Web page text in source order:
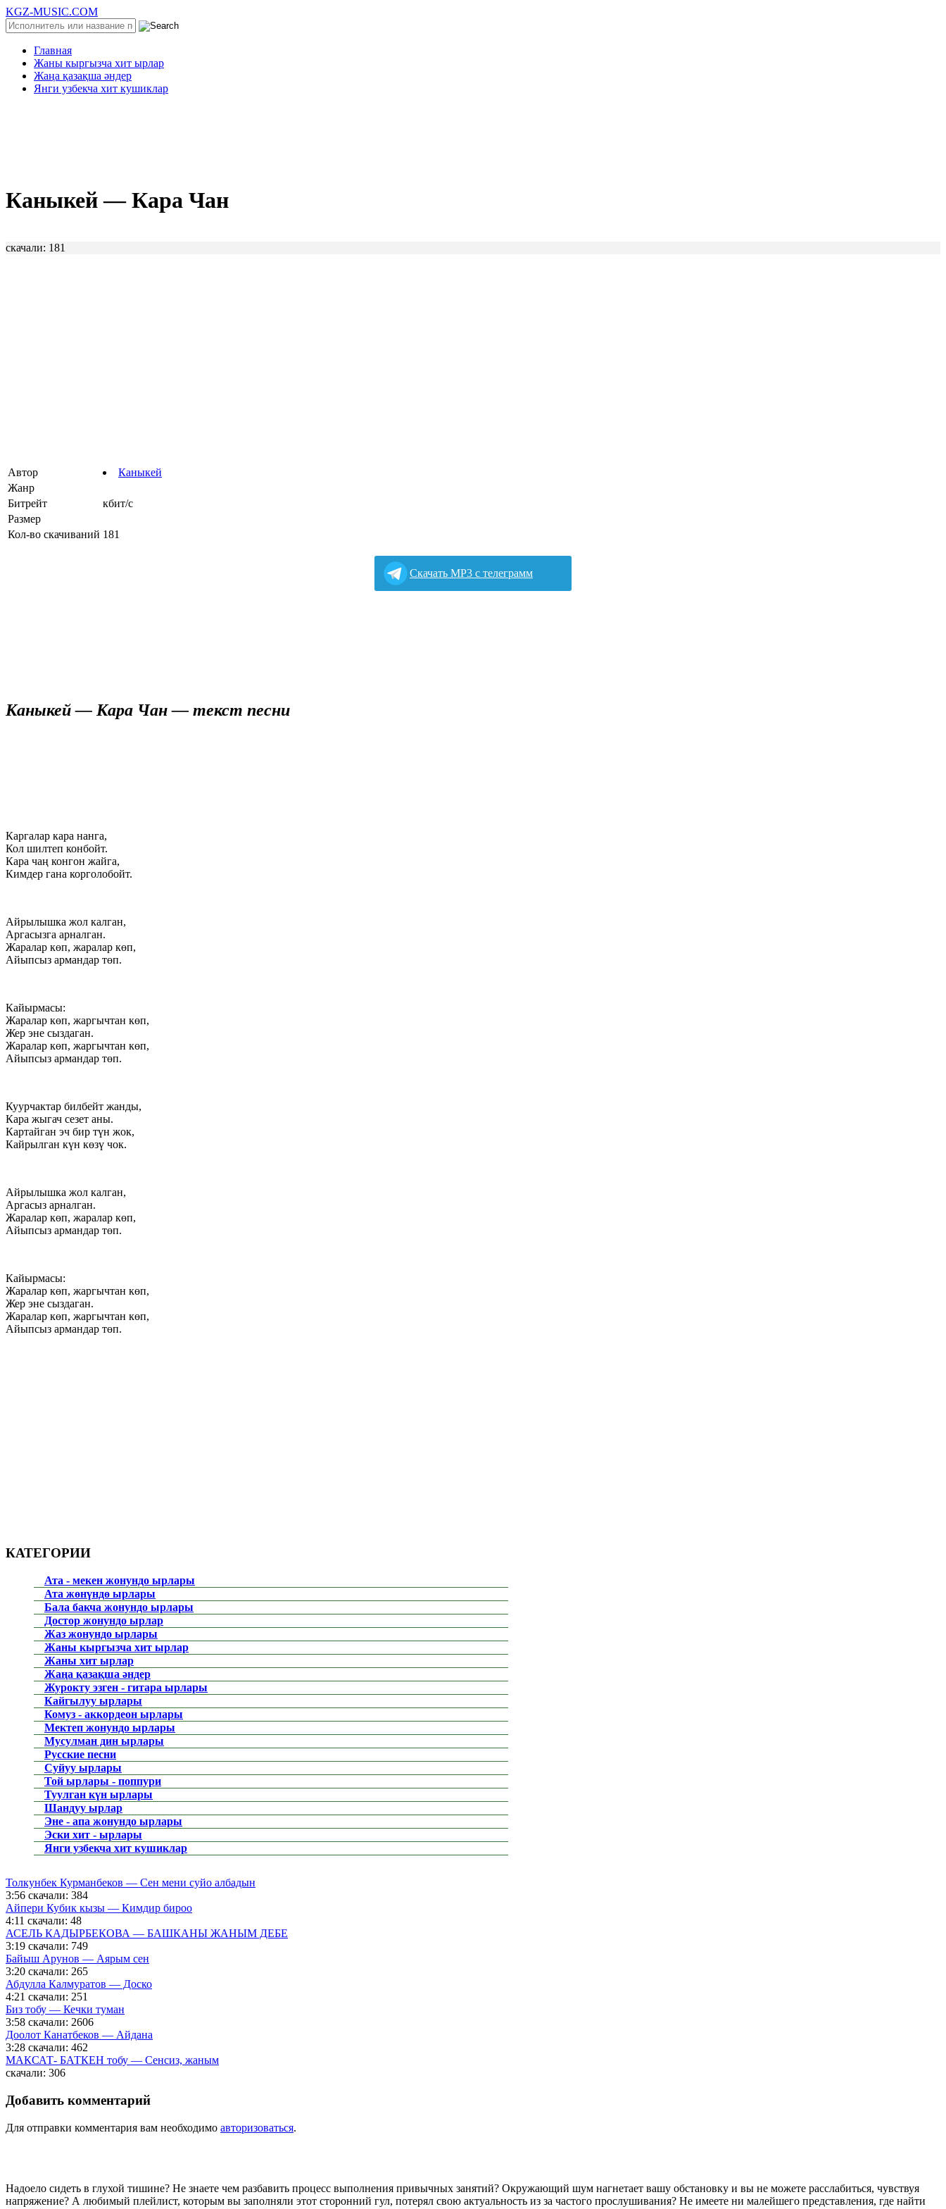
KGZ-MUSIC.COM
Главная
Жаны кыргызча хит ырлар
Жаңа қазақша әндер
Янги узбекча хит кушиклар
Каныкей — Кара Чан
скачали: 181
Автор
Каныкей
Жанр
Битрейт
кбит/с
Размер
Кол-во скачиваний 181
Cкачать MP3 с телеграмм
Каныкей — Кара Чан — текст песни
Каргалар кара нанга,
Кол шилтеп конбойт.
Кара чаң конгон жайга,
Кимдер гана корголобойт.
Айрылышка жол калган,
Аргасызга арналган.
Жаралар көп, жаралар көп,
Айыпсыз армандар төп.
Кайырмасы:
Жаралар көп, жаргычтан көп,
Жер эне сыздаган.
Жаралар көп, жаргычтан көп,
Айыпсыз армандар төп.
Куурчактар билбейт жанды,
Кара жыгач сезет аны.
Картайган эч бир түн жок,
Кайрылган күн көзү чок.
Айрылышка жол калган,
Аргасыз арналган.
Жаралар көп, жаралар көп,
Айыпсыз армандар төп.
Кайырмасы:
Жаралар көп, жаргычтан көп,
Жер эне сыздаган.
Жаралар көп, жаргычтан көп,
Айыпсыз армандар төп.
КАТЕГОРИИ
Ата - мекен жонундо ырлары
Ата жөнүндө ырлары
Бала бакча жонундо ырлары
Достор жонундо ырлар
Жаз жонундо ырлары
Жаны кыргызча хит ырлар
Жаны хит ырлар
Жаңа қазақша әндер
Журокту эзген - гитара ырлары
Кайгылуу ырлары
Комуз - аккордеон ырлары
Мектеп жонундо ырлары
Мусулман дин ырлары
Русские песни
Суйуу ырлары
Той ырлары - поппури
Туулган күн ырлары
Шандуу ырлар
Эне - апа жонундо ырлары
Эски хит - ырлары
Янги узбекча хит кушиклар
Толкунбек Курманбеков — Сен мени суйо албадын
3:56 скачали: 384
Айпери Кубик кызы — Кимдир бироо
4:11 скачали: 48
АСЕЛЬ КАДЫРБЕКОВА — БАШКАНЫ ЖАНЫМ ДЕБЕ
3:19 скачали: 749
Байыш Арунов — Аярым сен
3:20 скачали: 265
Абдулла Калмуратов — Доско
4:21 скачали: 251
Биз тобу — Кечки туман
3:58 скачали: 2606
Доолот Канатбеков — Айдана
3:28 скачали: 462
МАКСАТ- БАТКЕН тобу — Сенсиз, жаным
скачали: 306
Добавить комментарий
Для отправки комментария вам необходимо авторизоваться.
Надоело сидеть в глухой тишине? Не знаете чем разбавить процесс выполнения привычных занятий? Окружающий шум нагнетает вашу обстановку и вы не можете расслабиться, чувствуя
напряжение? А любимый плейлист, которым вы заполняли этот сторонний гул, потерял свою актуальность из за частого прослушивания? Не имеете ни малейшего представления, где найти